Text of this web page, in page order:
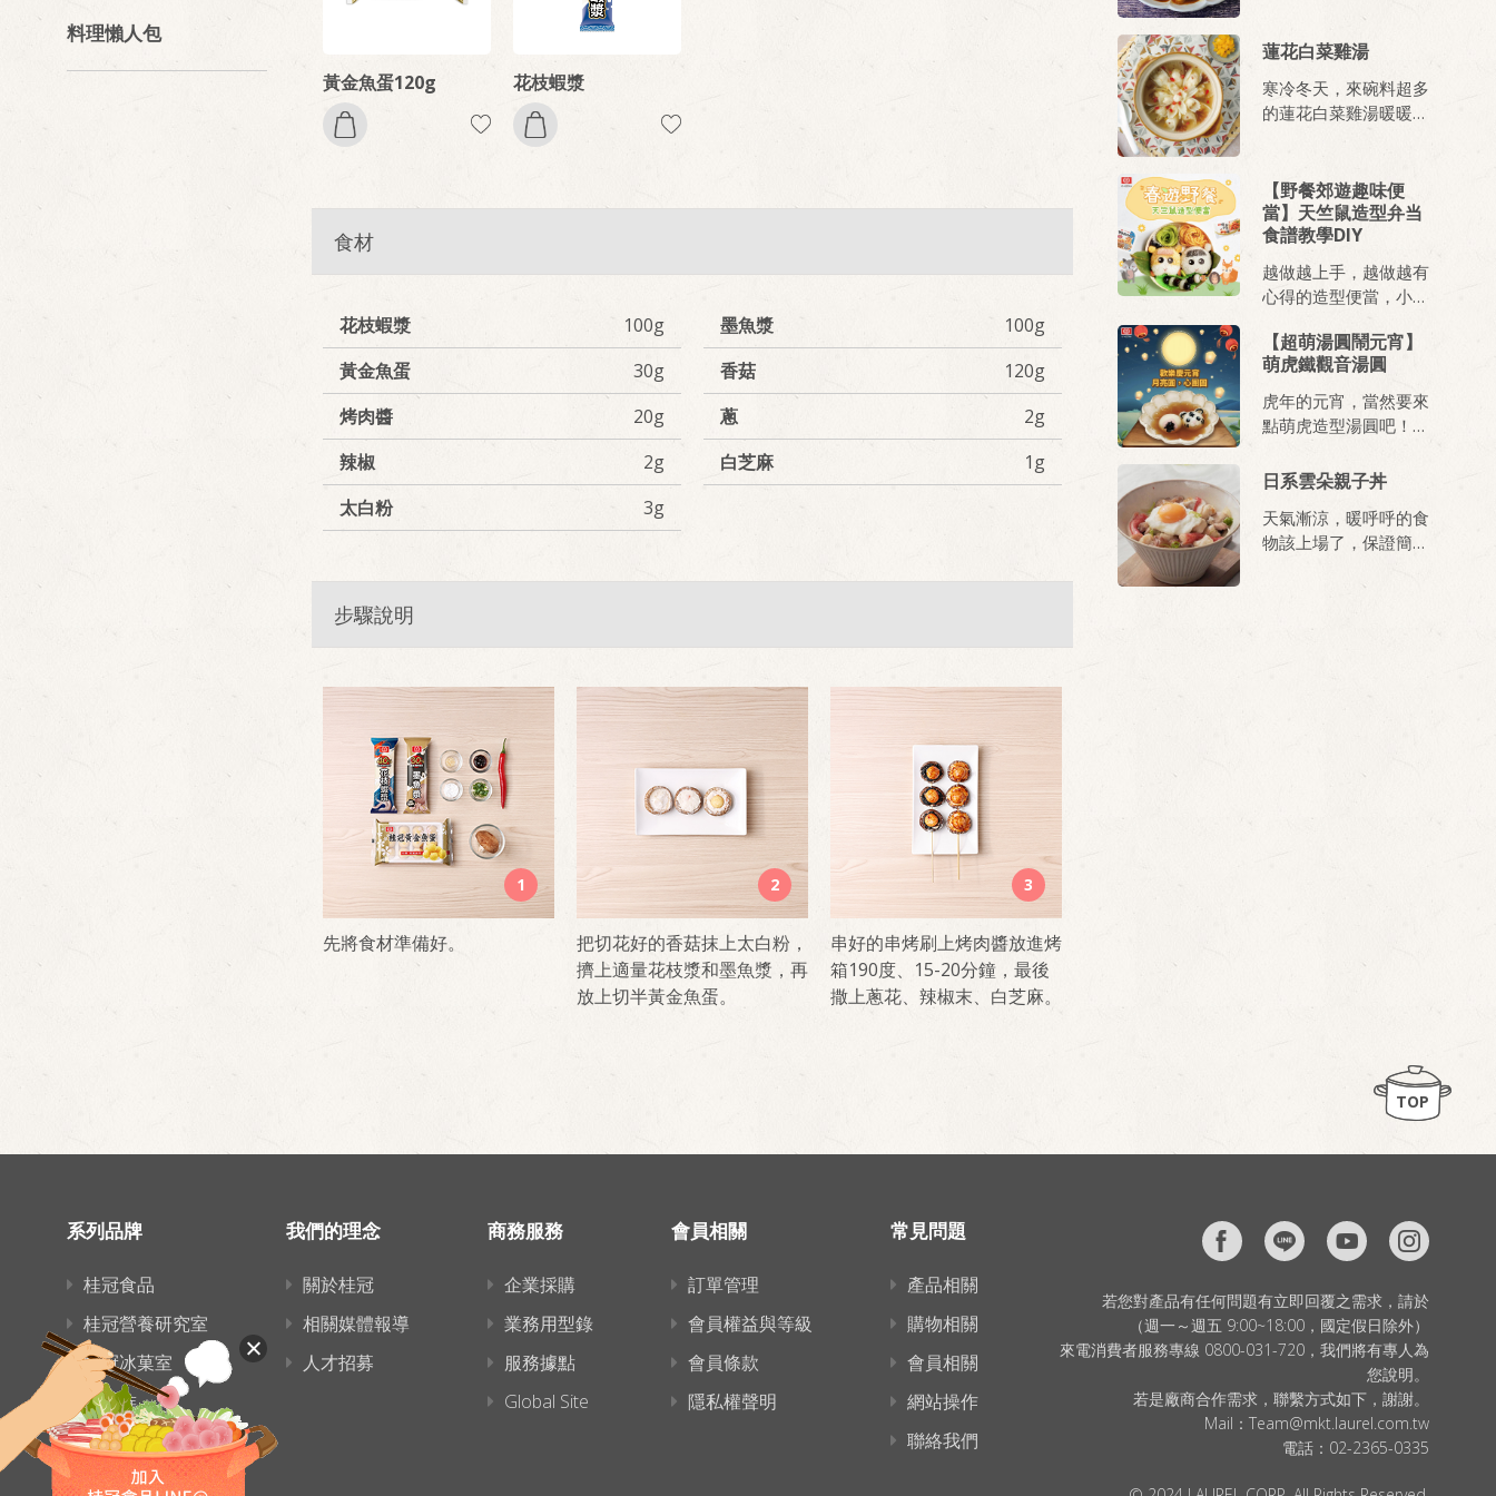
料理懶人包
黃金魚蛋120g 花枝蝦漿
食材
花枝蝦漿 100g 墨魚漿
100g
黃金魚蛋
30g 香菇
120g
烤肉醬
20g 蔥
2g
辣椒
2g 白芝麻
1g
太白粉
3g
步驟說明
1
先將食材準備好。
2
把切花好的香菇抹上太白粉，
擠上適量花枝漿和墨魚漿，再
放上切半黃金魚蛋。
3
串好的串烤刷上烤肉醬放進烤
箱190度、15-20分鐘，最後
撒上蔥花、辣椒末、白芝麻。
蓮花白菜雞湯
寒冷冬天，來碗料超多
的蓮花白菜雞湯暖暖
【野餐郊遊趣味便
當】天竺鼠造型弁当
食譜教學DIY
越做越上手，越做越有
心得的造型便當，小編
造型弁当》萌萌的大小
朋友都喜歡，可愛療癒
的外型，讓孩子無論是
去學校上課還是外出郊
調味就靠百搭料理醬
《桂冠黃金炸醬》，大
手牽小手一起動手做做
看。
【超萌湯圓鬧元宵】
萌虎鐵觀音湯圓
虎年的元宵，當然要來
點萌虎造型湯圓吧！
宵過得更有氛圍～～～
搭配香醇鐵觀音，爽口
又解膩！
日系雲朵親子丼
天氣漸涼，暖呼呼的食
物該上場了，保證簡單
的你一定要試試～
TOP
系列品牌
桂冠食品
桂冠營養研究室
桂冠冰菓室
愛麵族
我們的理念
關於桂冠
相關媒體報導
人才招募
商務服務
企業採購
業務用型錄
服務據點
Global Site
會員相關
訂單管理
會員權益與等級
會員條款
隱私權聲明
常見問題
產品相關
購物相關
會員相關
網站操作
聯絡我們
若您對產品有任何問題有立即回覆之需求，請於
（週一～週五 9:00~18:00，國定假日除外）
來電消費者服務專線 0800-031-720，我們將有專人為
您說明。
若是廠商合作需求，聯繫方式如下，謝謝。
Mail： Team@mkt.laurel.com.tw
電話： 02-2365-0335